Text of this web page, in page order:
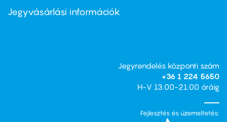
second
Jegyvásárlási információk
Jegyrendelés központi szám
+36 1 224 5650
H-V 13.00-21.00 óráig
Fejlesztés és üzemeltetés: